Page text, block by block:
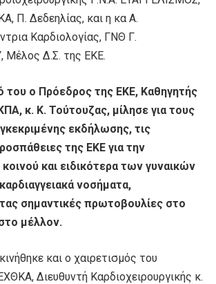
Π. Δεδεηλίας, και η κα Α.
Καρδιολογίας, ΓΝΘ Γ.
Δ.Σ. της ΕΚΕ.
του ο Πρόεδρος της ΕΚΕ, Καθηγητής
κ. Κ. Τούτουζας, μίλησε για τους
εκδήλωσης, τις
της ΕΚΕ για την
και ειδικότερα των γυναικών
νοσήματα,
σημαντικές πρωτοβουλίες στο
μέλλον.
και ο χαιρετισμός του
Διευθυντή Καρδιοχειρουργικής κ.